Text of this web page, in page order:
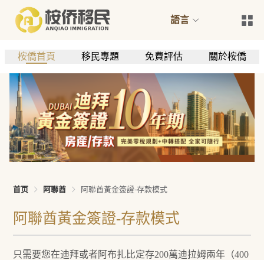
語言
桉僑首頁 移民專題 免費評估 關於桉僑
首页 阿聯酋 阿聯酋黃金簽證-存款模式
阿聯酋黃金簽證-存款模式
只需要您在迪拜或者阿布扎比定存200萬迪拉姆兩年（400